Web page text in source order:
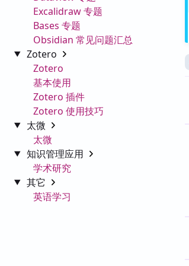
Excalidraw 专题
Bases 专题
Obsidian 常见问题汇总
Zotero
Zotero
基本使用
Zotero 插件
Zotero 使用技巧
太微
太微
知识管理应用
学术研究
其它
英语学习